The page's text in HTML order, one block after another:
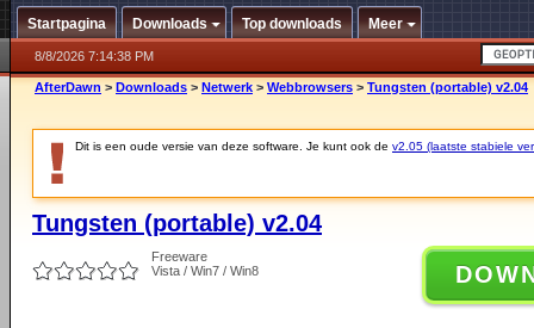
Startpagina Downloads Top downloads Meer
8/8/2026 7:14:38 PM
AfterDawn > Downloads > Netwerk > Webbrowsers > Tungsten (portable) v2.04
Dit is een oude versie van deze software. Je kunt ook de v2.05 (laatste stabiele
Tungsten (portable) v2.04
Freeware
Vista / Win7 / Win8